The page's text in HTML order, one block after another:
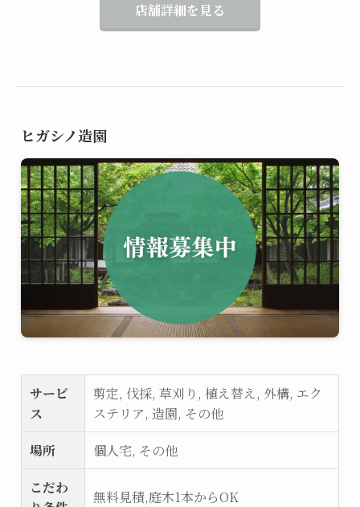
店舗詳細を見る
ヒガシノ造園
サービ
ス
剪定, 伐採, 草刈り, 植え替え, 外構, エク
ステリア, 造園, その他
場所
個人宅, その他
こだわ
無料見積,庭木1本からOK